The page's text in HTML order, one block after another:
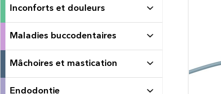
Inconforts et douleurs
Maladies buccodentaires
Mâchoires et mastication
Endodontie